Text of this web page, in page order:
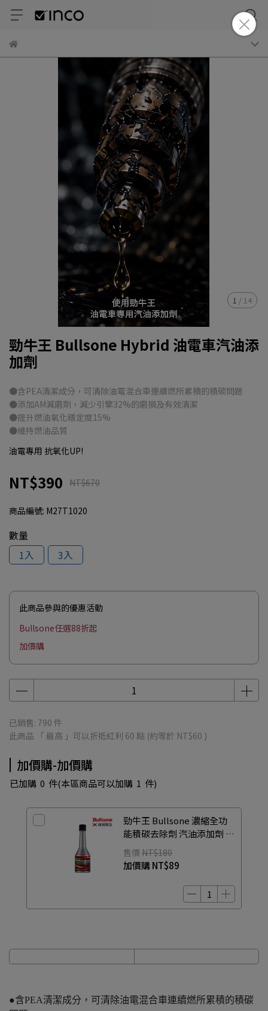
1 / 14
勁牛王 Bullsone Hybrid 油電車汽油添
加劑
●含PEA清潔成分，可清除油電混合車連續燃所累積的積碳問題
●添加AM減磨劑，減少引擎32%的磨損及有效清潔
●提升燃油氧化穩定度15%
●維持燃油品質
油電專用 抗氧化UP!
NT$390 NT$670
商品編號: M27T1020
數量
1入
3入
此商品參與的優惠活動
Bullsone任選88折起
加價購
已銷售: 790 件
此商品 「 最高 」可以折抵紅利 60 點 (約等於 NT$60 )
加價購-加價購
已加購 0 件(本區商品可以加購 1 件)
勁牛王 Bullsone 濃縮全功
能積碳去除劑 汽油添加劑 汽
車/機車適用
售價 NT$180
加價購NT$89
●含PEA清潔成分，可清除油電混合車連續燃所累積的積碳